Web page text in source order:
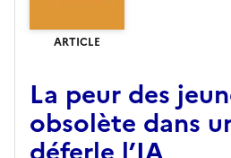
ARTICLE
La peur des
obsolète dans